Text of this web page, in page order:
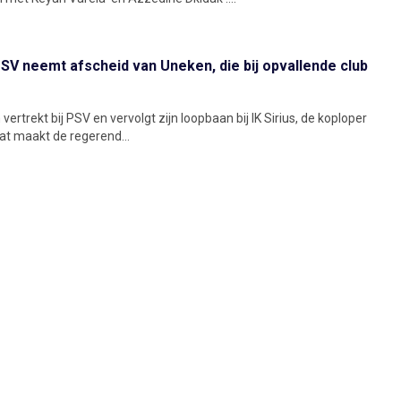
neemt afscheid van Uneken, die bij opvallende club
bij PSV en vervolgt zijn loopbaan bij IK Sirius, de koploper
maakt de regerend...